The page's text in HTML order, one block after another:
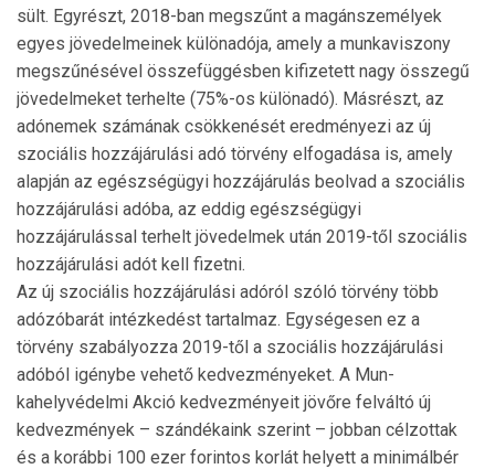
sült. Egyrészt, 2018-ban megszűnt a magánszemélyek
egyes jövedelmeinek különadója, amely a munkaviszony
megszűnésével összefüggésben kifizetett nagy összegű
jö­ve­delmeket terhelte (75%-os különadó). Másrészt, az
adónemek számának csökkenését eredményezi az új
szociális hozzájárulási adó törvény elfogadása is, amely
alapján az egészségügyi hozzájárulás beolvad a szociális
hozzájárulási adóba, az eddig egészségügyi
hozzájárulással terhelt jövedelmek után 2019-től szo­ciális
hozzájárulási adót kell fizetni.
Az új szociális hozzájárulási adóról szóló törvény több
adózóbarát intézkedést tartalmaz. Egységesen ez a
törvény szabályozza 2019-től a szociális hozzájárulási
adóból igénybe vehető kedvezményeket. A Mun­
kahelyvédelmi Akció kedvezményeit jövőre felváltó új
kedvezmények – szándékaink szerint – jobban célzottak
és a korábbi 100 ezer forintos korlát helyett a minimálbér